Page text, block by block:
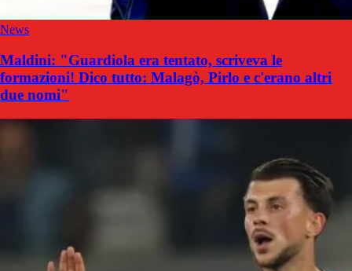
News
Maldini: "Guardiola era tentato, scriveva le
formazioni! Dico tutto: Malagò, Pirlo e c'erano altri
due nomi"